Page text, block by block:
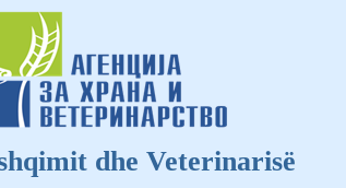
dhe Veterinarisë